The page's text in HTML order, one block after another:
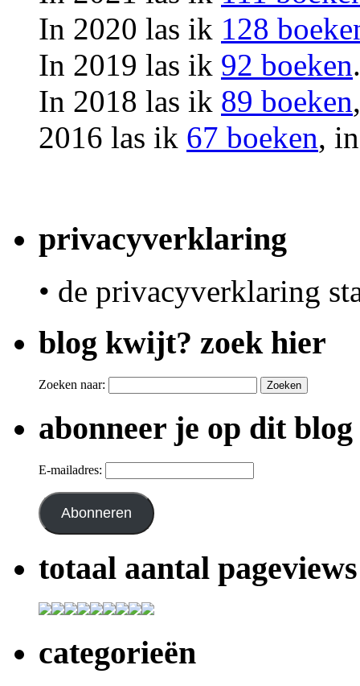
In 2020 las ik 128
In 2019 las ik 92 boeken.
In 2018 las ik 89 boeken
2016 las ik 67 boeken,
privacyverklaring
• de privacyverklaring
blog kwijt? zoek hier
Zoeken naar:
abonneer je op dit
E-mailadres:
Abonneren
totaal aantal pageviews
categorieën